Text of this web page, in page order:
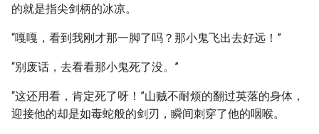
的就是指尖剑柄的冰凉。
“嘎嘎，看到我刚才那一脚了吗？那小鬼飞出去好远！”
“别废话，去看看那小鬼死了没。”
“这还用看，肯定死了呀！”山贼不耐烦的翻过英落的身体，
迎接他的却是如毒蛇般的剑刃，瞬间刺穿了他的咽喉。